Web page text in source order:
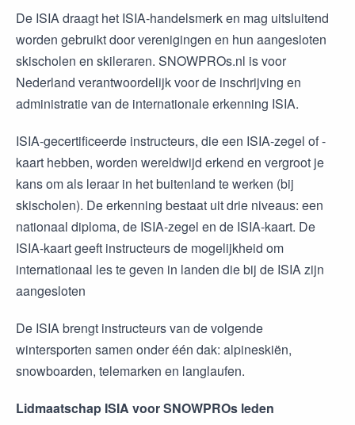
De ISIA draagt het ISIA-handelsmerk en mag uitsluitend
worden gebruikt door verenigingen en hun aangesloten
skischolen en skileraren. SNOWPROs.nl is voor
Nederland verantwoordelijk voor de inschrijving en
administratie van de internationale erkenning ISIA.
ISIA-gecertificeerde instructeurs, die een ISIA-zegel of -
kaart hebben, worden wereldwijd erkend en vergroot je
kans om als leraar in het buitenland te werken (bij
skischolen). De erkenning bestaat uit drie niveaus: een
nationaal diploma, de ISIA-zegel en de ISIA-kaart. De
ISIA-kaart geeft instructeurs de mogelijkheid om
internationaal les te geven in landen die bij de ISIA zijn
aangesloten
De ISIA brengt instructeurs van de volgende
wintersporten samen onder één dak: alpineskiën,
snowboarden, telemarken en langlaufen.
Lidmaatschap ISIA voor SNOWPROs leden